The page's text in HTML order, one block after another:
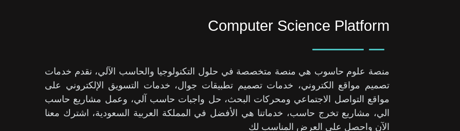
Computer Science Platform
منصة علوم حاسوب هي منصة متخصصة في حلول التكنولوجيا والحاسب الآلي، نقدم خدمات
تصميم مواقع الكتروني، خدمات تصميم تطبيقات جوال، خدمات التسويق الإلكتروني على
مواقع التواصل الاجتماعي ومحركات البحث، حل واجبات حاسب آلي، وعمل مشاريع حاسب
الي، مشاريع تخرج حاسب، خدماتنا هي الأفضل في المملكة العربية السعودية، اشترك معنا
الآن واحصل على العرض المناسب لك